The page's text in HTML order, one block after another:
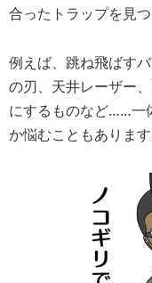
合ったトラップを見
例えば、跳ね飛ばす
の刃、天井レーザー
にするものなど……一
か悩むこともあります